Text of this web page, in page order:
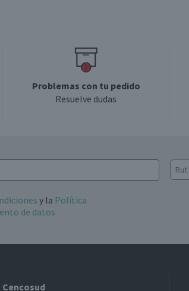
Problemas con tu pedido
Resuelve dudas
y la Política
de datos
Cencosud